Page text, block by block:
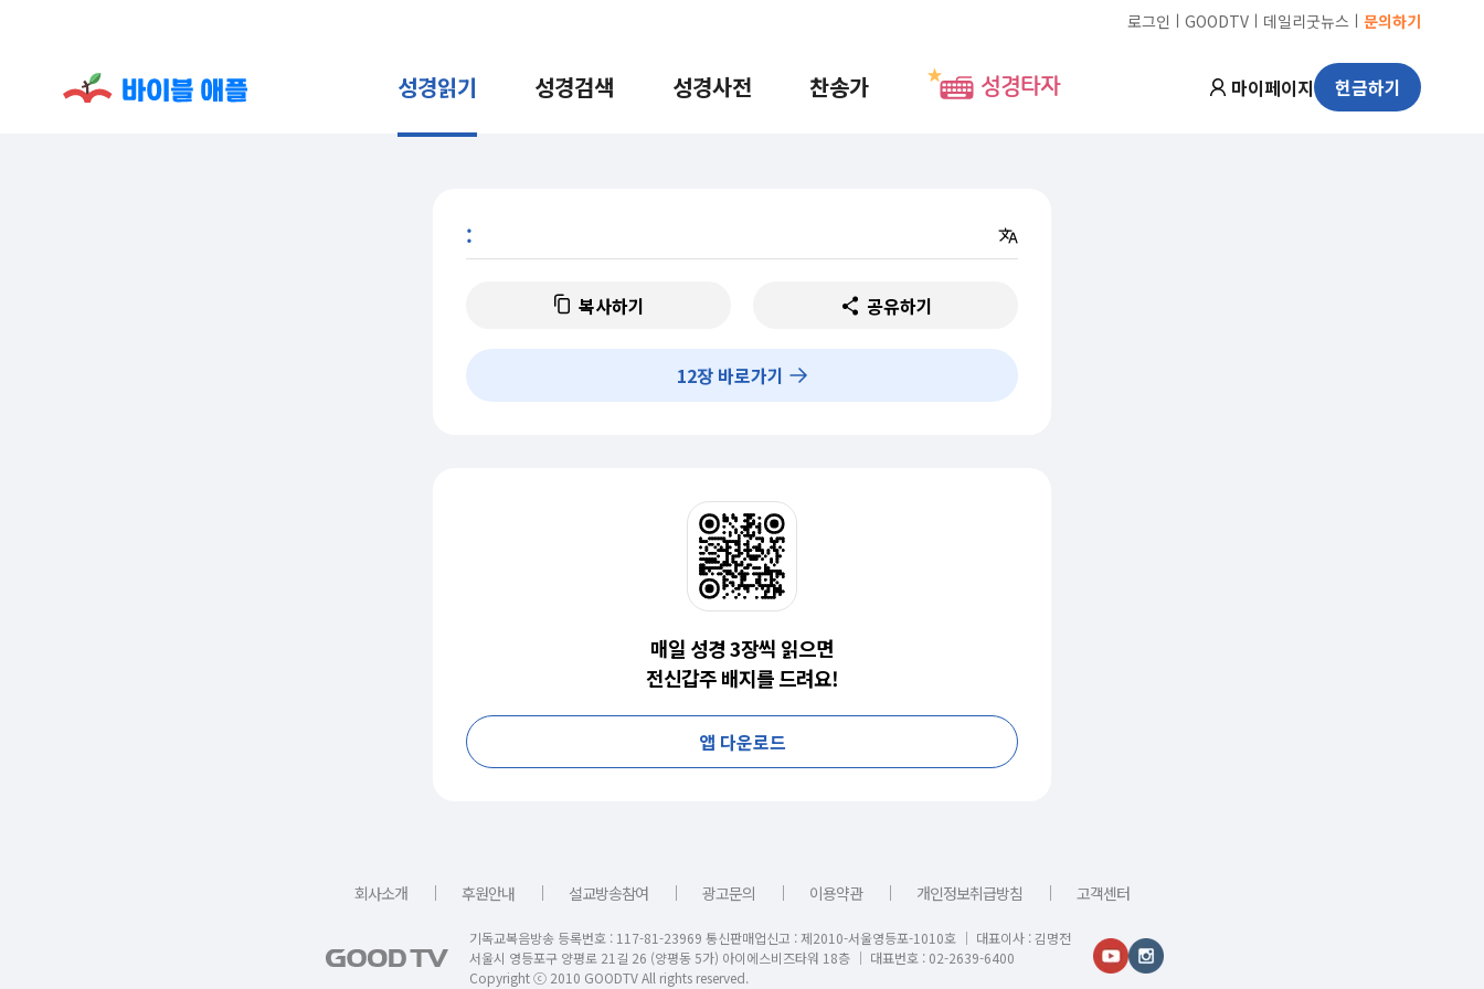
로그인 ㅣ GOODTV ㅣ 데일리굿뉴스 ㅣ 문의하기
성경읽기 성경검색 성경사전 찬송가 성경타자 마이페이지 헌금하기
:
복사하기 공유하기
12장 바로가기
매일 성경 3장씩 읽으면
전신갑주 배지를 드려요!
앱 다운로드
회사소개 ｜ 후원안내 ｜ 설교방송참여 ｜ 광고문의 ｜ 이용약관 ｜ 개인정보취급방침 ｜ 고객센터
기독교복음방송 등록번호 : 117-81-23969 통신판매업신고 : 제2010-서울영등포-1010호 │ 대표이사 : 김명전
서울시 영등포구 양평로 21길 26 (양평동 5가) 아이에스비즈타워 18층 │ 대표번호 : 02-2639-6400
Copyright ⓒ 2010 GOODTV All rights reserved.